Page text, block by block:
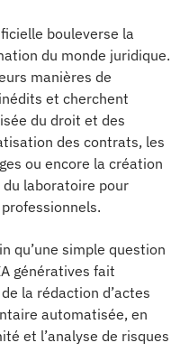
bouleverse la
du monde juridique.
manières de
et cherchent
du droit et des
des contrats, les
ou encore la création
laboratoire pour
qu’une simple question
génératives fait
la rédaction d’actes
automatisée, en
et l’analyse de risques